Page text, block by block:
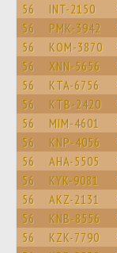
56 INT-2150
56 PMK-3942
56 KOM-3870
56 XNN-5656
56 KTA-6756
56 KTB-2420
56 MIM-4601
56 KNP-4056
56 AHA-5505
56 KYK-9081
56 AKZ-2131
56 KNB-8556
56 KZK-7790